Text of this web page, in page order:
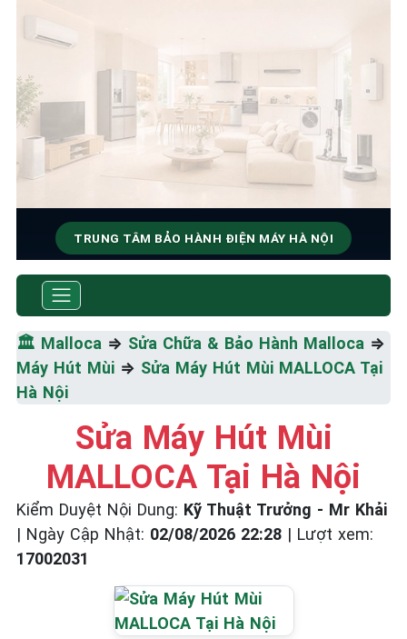
TRUNG TÂM BẢO HÀNH ĐIỆN MÁY HÀ NỘI
SỬA CHỮA & BẢO HÀNH
MALLOCA
Tốc Độ Tối Đa • Chất Lượng Tối Ưu • Chi Phí Tối
Thiểu
🏛️ Malloca ⇒ Sửa Chữa & Bảo Hành Malloca ⇒
Máy Hút Mùi ⇒ Sửa Máy Hút Mùi MALLOCA Tại
Hà Nội
Sửa Máy Hút Mùi
MALLOCA Tại Hà Nội
Kiểm Duyệt Nội Dung: Kỹ Thuật Trưởng - Mr Khải
| Ngày Cập Nhật: 02/08/2026 22:28 | Lượt xem:
17002031